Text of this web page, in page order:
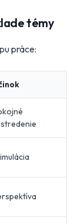
témy
práce: